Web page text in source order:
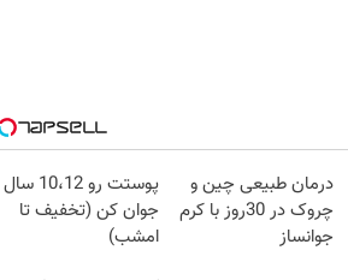
درمان طبیعی چین و
چروک در 30روز با کرم
جوانساز
پوستت رو 10،12 سال
جوان کن (تخفیف تا
امشب)